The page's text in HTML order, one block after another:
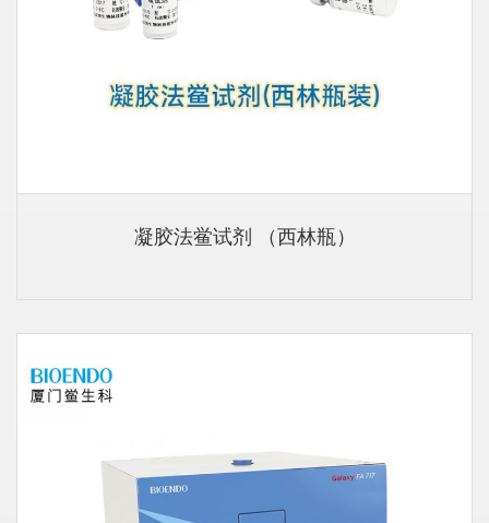
凝胶法鲎试剂 （西林瓶）